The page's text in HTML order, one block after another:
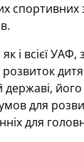
спортивних
і всієї
для
для